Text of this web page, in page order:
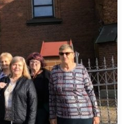
Pomocy
udział 560 osób z 30 W
diecezjalne spotkanie
Czyścowym. W
naszej […]